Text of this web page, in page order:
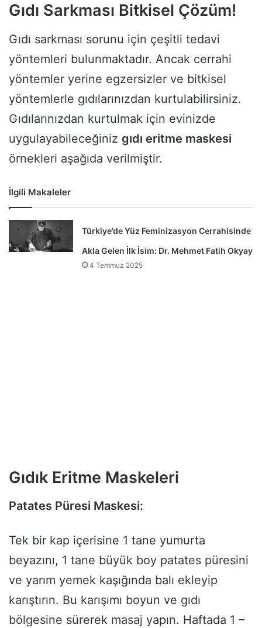
Gıdı Sarkması Bitkisel Çözüm!
Gıdı sarkması sorunu için çeşitli tedavi
yöntemleri bulunmaktadır. Ancak cerrahi
yöntemler yerine egzersizler ve bitkisel
yöntemlerle gıdılarınızdan kurtulabilirsiniz.
Gıdılarınızdan kurtulmak için evinizde
uygulayabileceğiniz gıdı eritme maskesi
örnekleri aşağıda verilmiştir.
İlgili Makaleler
Türkiye’de Yüz Feminizasyon Cerrahisinde
Akla Gelen İlk İsim: Dr. Mehmet Fatih Okyay
4 Temmuz 2025
Gıdık Eritme Maskeleri
Patates Püresi Maskesi:
Tek bir kap içerisine 1 tane yumurta
beyazını, 1 tane büyük boy patates püresini
ve yarım yemek kaşığında balı ekleyip
karıştırın. Bu karışımı boyun ve gıdı
bölgesine sürerek masaj yapın. Haftada 1 –